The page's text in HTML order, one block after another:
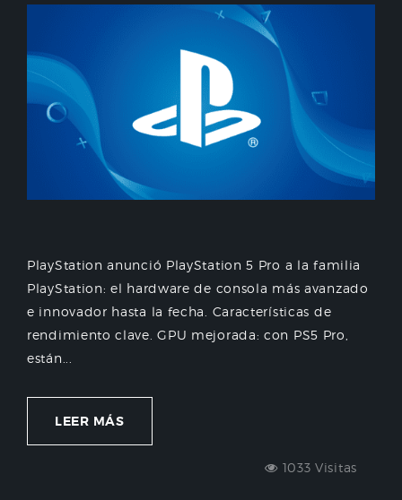
PlayStation anunció PlayStation 5 Pro a la familia
PlayStation: el hardware de consola más avanzado
e innovador hasta la fecha. Características de
rendimiento clave. GPU mejorada: con PS5 Pro,
están...
LEER MÁS
1033 Visitas